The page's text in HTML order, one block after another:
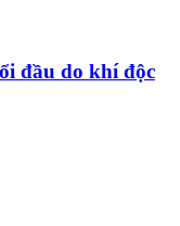
đầu do khí độc